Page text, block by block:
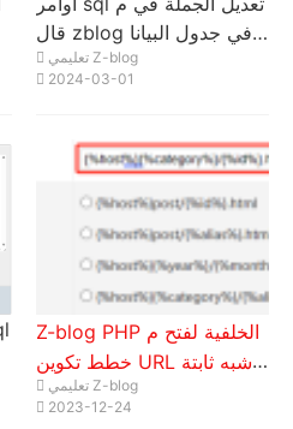
قال zblog في جدول البيانا
ت zbp_post قيمة المفتاح ال
تعليمي Z-blog
2024-03-01
Z-blog PHP الخلفية لفتح م
خطط تكوين URL شبه ثابتة
تعليمي Z-blog
2023-12-24